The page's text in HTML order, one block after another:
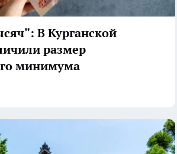
В Курганской
размер
минимума